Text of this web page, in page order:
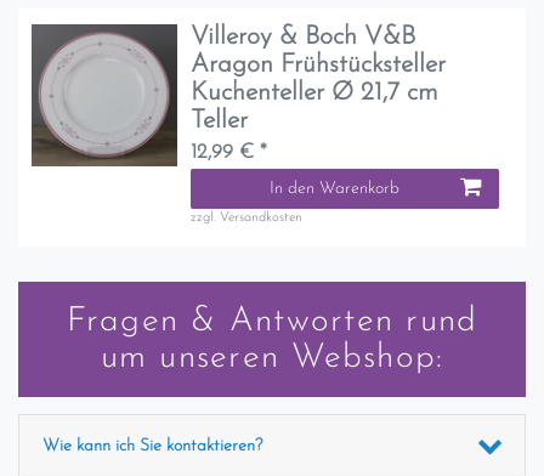
Villeroy & Boch V&B
Aragon Frühstücksteller
Kuchenteller Ø 21,7 cm
Teller
12,99 € *
In den Warenkorb
zzgl. Versandkosten
Fragen & Antworten rund
um unseren Webshop:
Wie kann ich Sie kontaktieren?